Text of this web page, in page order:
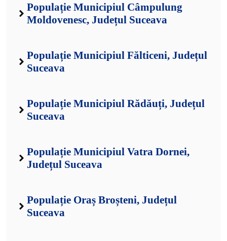
Populație Municipiul Câmpulung
Moldovenesc, Județul Suceava
Populație Municipiul Fălticeni, Județul
Suceava
Populație Municipiul Rădăuți, Județul
Suceava
Populație Municipiul Vatra Dornei,
Județul Suceava
Populație Oraș Broșteni, Județul
Suceava